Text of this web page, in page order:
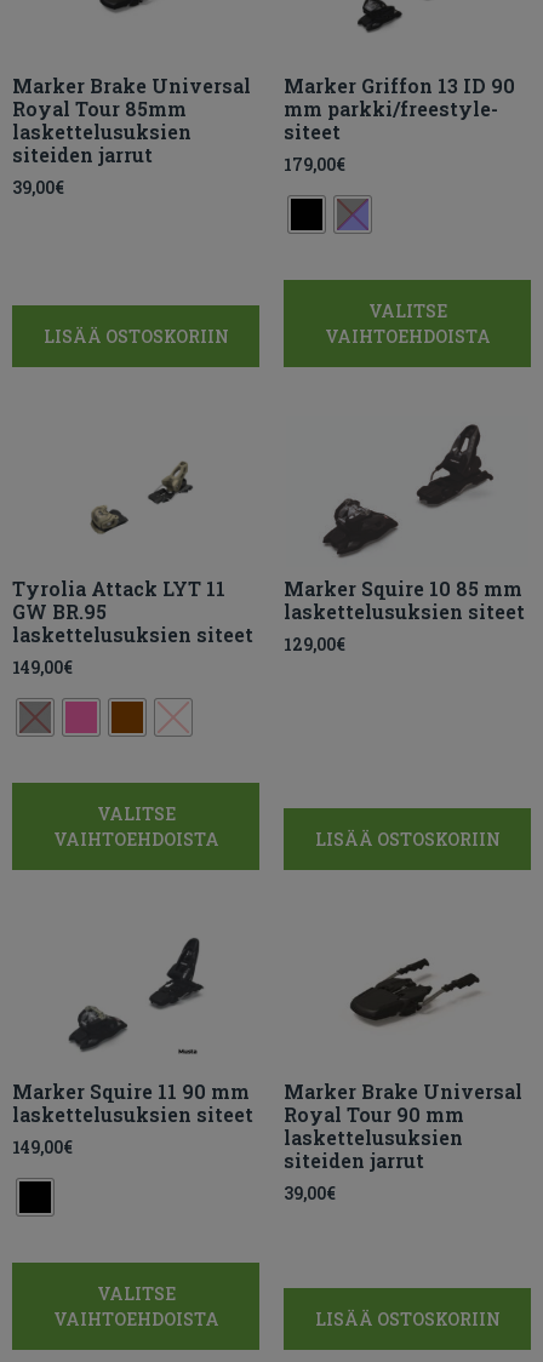
Marker Brake Universal
Royal Tour 85mm
laskettelusuksien
siteiden jarrut
39,00€
LISÄÄ OSTOSKORIIN
Marker Griffon 13 ID 90
mm parkki/freestyle-
siteet
179,00€
VALITSE
VAIHTOEHDOISTA
Tyrolia Attack LYT 11
GW BR.95
laskettelusuksien siteet
149,00€
VALITSE
VAIHTOEHDOISTA
Marker Squire 10 85 mm
laskettelusuksien siteet
129,00€
LISÄÄ OSTOSKORIIN
Marker Squire 11 90 mm
laskettelusuksien siteet
149,00€
VALITSE
VAIHTOEHDOISTA
Marker Brake Universal
Royal Tour 90 mm
laskettelusuksien
siteiden jarrut
39,00€
LISÄÄ OSTOSKORIIN